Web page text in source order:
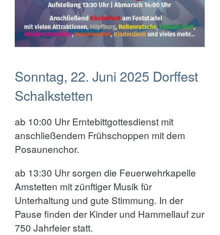
Sonntag, 22. Juni 2025 Dorffest
Schalkstetten
ab 10:00 Uhr Erntebittgottesdienst mit
anschließendem Frühschoppen mit dem
Posaunenchor.
ab 13:30 Uhr sorgen die Feuerwehrkapelle
Amstetten mit zünftiger Musik für
Unterhaltung und gute Stimmung. In der
Pause finden der Kinder und Hammellauf zur
750 Jahrfeier statt.